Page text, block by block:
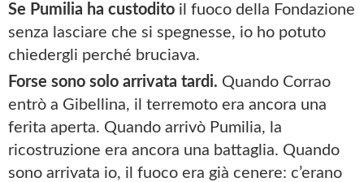
Se Pumilia ha custodito il fuoco della Fondazione
senza lasciare che si spegnesse, io ho potuto
chiedergli perché bruciava.
Forse sono solo arrivata tardi. Quando Corrao
entrò a Gibellina, il terremoto era ancora una
ferita aperta. Quando arrivò Pumilia, la
ricostruzione era ancora una battaglia. Quando
sono arrivata io, il fuoco era già cenere: c’erano